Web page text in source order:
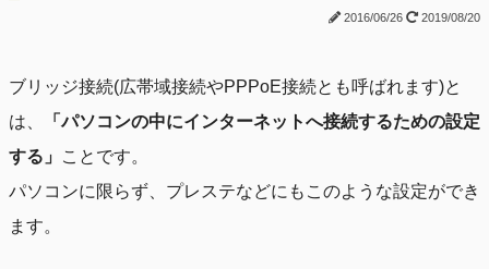
2016/06/26 2019/08/20
ブリッジ接続(広帯域接続やPPPoE接続とも呼ばれます)と
は、
「パソコンの中にインターネットへ接続するための設定
する」 ことです。
パソコンに限らず、プレステなどにもこのような設定ができ
ます。